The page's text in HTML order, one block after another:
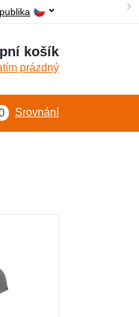
košík
prázdný
Srovnání